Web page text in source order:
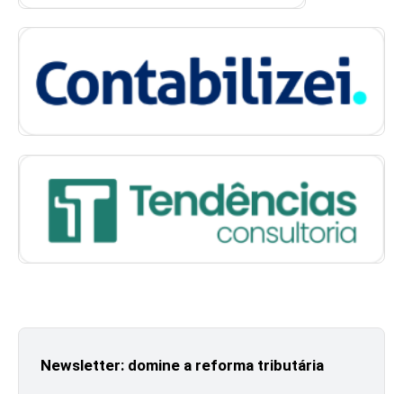
Newsletter: domine a reforma tributária